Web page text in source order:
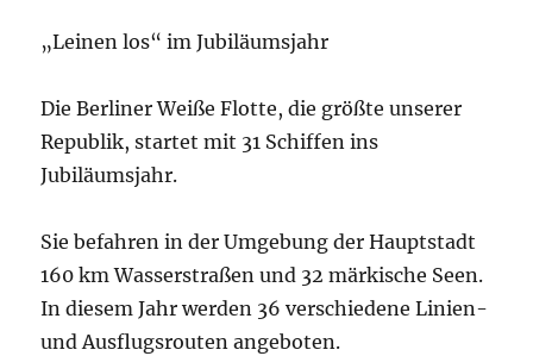
„Leinen los“ im Jubiläumsjahr
Die Berliner Weiße Flotte, die größte unserer
Republik, startet mit 31 Schiffen ins
Jubiläumsjahr.
Sie befahren in der Umgebung der Hauptstadt
160 km Wasserstraßen und 32 märkische Seen.
In diesem Jahr werden 36 verschiedene Linien-
und Ausflugsrouten angeboten.